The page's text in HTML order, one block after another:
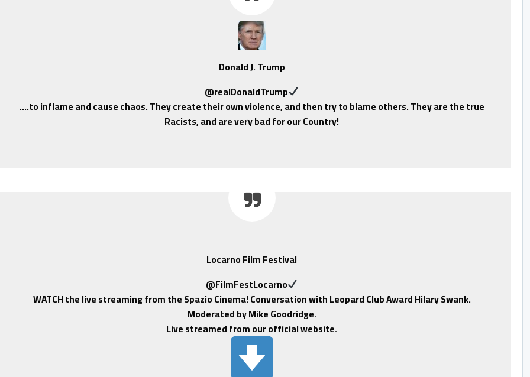
Donald J. Trump
@realDonaldTrump
….to inflame and cause chaos. They create their own violence, and then try to blame others. They are the true
Racists, and are very bad for our Country!
Locarno Film Festival
@FilmFestLocarno
WATCH the live streaming from the Spazio Cinema! Conversation with Leopard Club Award Hilary Swank.
Moderated by Mike Goodridge.
Live streamed from our official website.